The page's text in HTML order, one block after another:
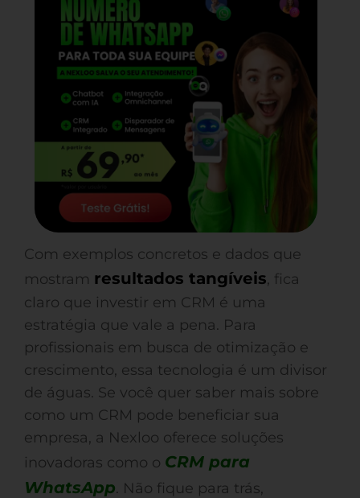
Com exemplos concretos e dados que
mostram resultados tangíveis, fica
claro que investir em CRM é uma
estratégia que vale a pena. Para
profissionais em busca de otimização e
crescimento, essa tecnologia é um divisor
de águas. Se você quer saber mais sobre
como um CRM pode beneficiar sua
empresa, a Nexloo oferece soluções
inovadoras como o CRM para
WhatsApp. Não fique para trás,